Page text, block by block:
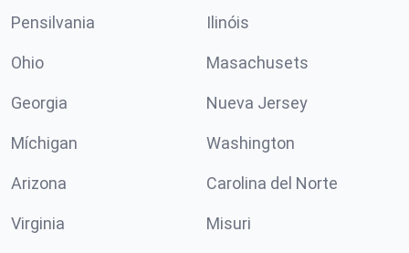
Pensilvania Ilinóis
Ohio Masachusets
Georgia Nueva Jersey
Míchigan Washington
Arizona Carolina del Norte
Virginia Misuri